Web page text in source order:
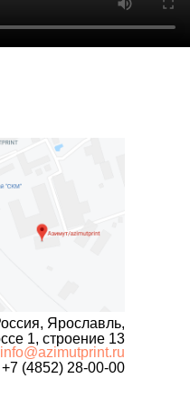
Ярославль,
1, строение 13
info@azimutprint.ru
+7 (4852) 28-00-00